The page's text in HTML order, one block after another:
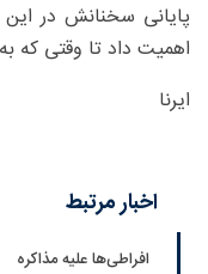
پایانی سخنانش در این
اهمیت داد تا وقتی که
ایرنا
اخبار مرتبط
افراطی‌ها علیه مذاکره